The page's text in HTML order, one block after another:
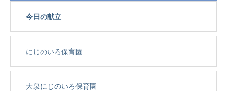
今日の献立
にじのいろ保育園
大泉にじのいろ保育園